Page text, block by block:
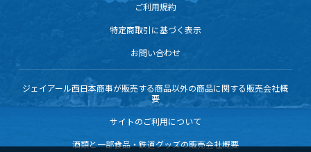
ご利用規約
特定商取引に基づく表示
お問い合わせ
ジェイアール西日本商事が販売する商品以外の商品に関する販売会社概
要
サイトのご利用について
酒類と一部食品・鉄道グッズの販売会社概要